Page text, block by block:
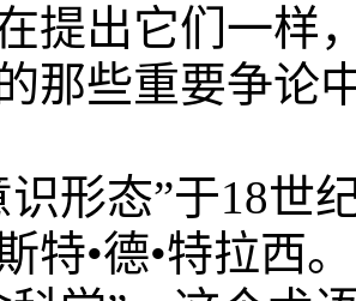
提出它们一样
那些重要争论
态”于18世纪
特•德•特拉西